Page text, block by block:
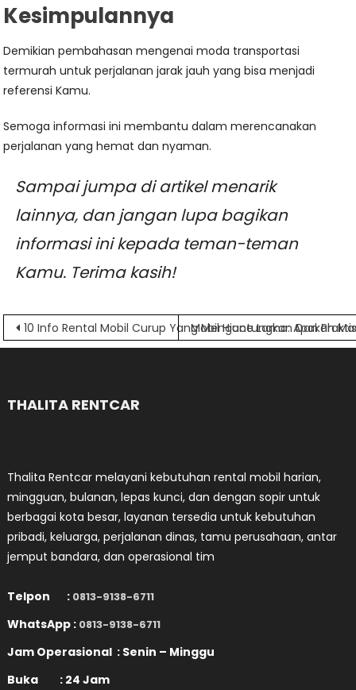
Kesimpulannya
Demikian pembahasan mengenai moda transportasi
termurah untuk perjalanan jarak jauh yang bisa menjadi
referensi Kamu.
Semoga informasi ini membantu dalam merencanakan
perjalanan yang hemat dan nyaman.
Sampai jumpa di artikel menarik
lainnya, dan jangan lupa bagikan
informasi ini kepada teman-teman
Kamu. Terima kasih!
Navigasi
pos
10 Info Rental Mobil Curup Yang Menguntungkan Dan
Mobil Hiace Lama: Apakah
THALITA RENTCAR
Thalita Rentcar melayani kebutuhan rental mobil harian,
mingguan, bulanan, lepas kunci, dan dengan sopir untuk
berbagai kota besar, layanan tersedia untuk kebutuhan
pribadi, keluarga, perjalanan dinas, tamu perusahaan, antar
jemput bandara, dan operasional tim
Telpon : 0813-9138-6711
WhatsApp : 0813-9138-6711
Jam Operasional : Senin – Minggu
Buka : 24 Jam